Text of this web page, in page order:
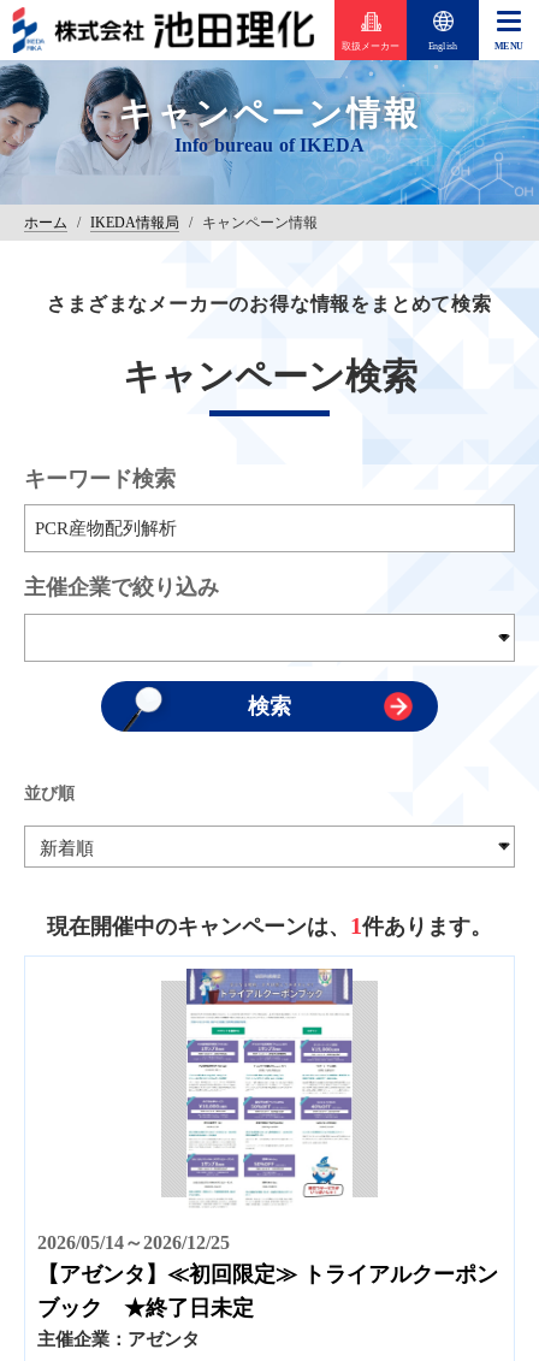
取扱メーカー English
キャンペーン情報
ホーム / IKEDA情報局 / キャンペーン情報
さまざまなメーカーのお得な情報をまとめて検索
キャンペーン検索
キーワード検索
主催企業で絞り込み
並び順
現在開催中のキャンペーンは、 1件あります。
2026/05/14～2026/12/25
【アゼンタ】≪初回限定≫ トライアルクーポン
ブック ★終了日未定
主催企業： アゼンタ